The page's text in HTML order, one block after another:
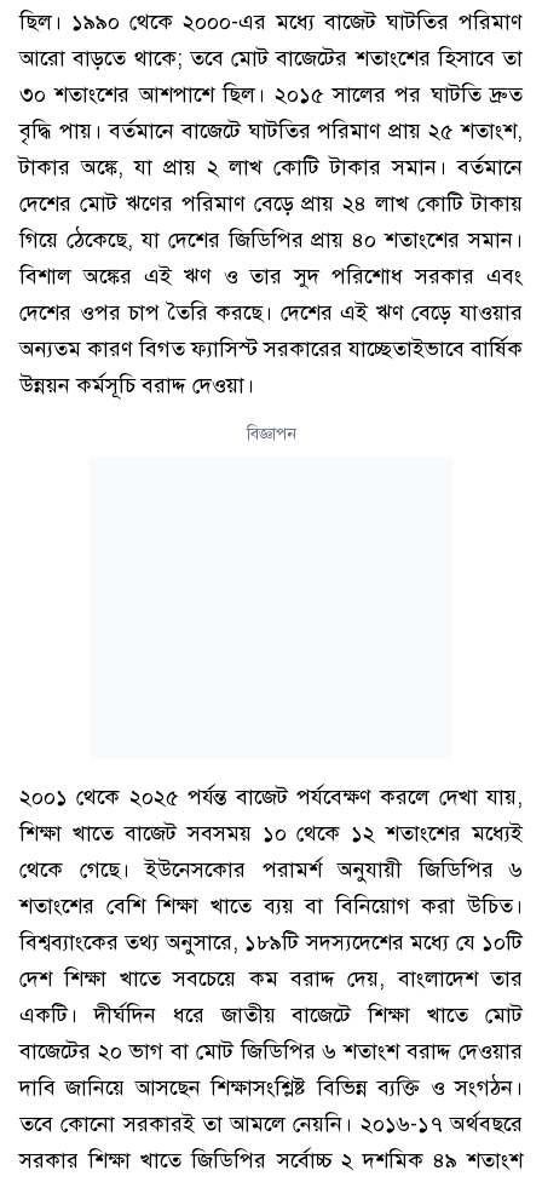
ছিল। ১৯৯০ থেকে ২০০০-এর মধ্যে বাজেট ঘাটতির পরিমাণ
আরো বাড়তে থাকে; তবে মোট বাজেটের শতাংশের হিসাবে তা
৩০ শতাংশের আশপাশে ছিল। ২০১৫ সালের পর ঘাটতি দ্রুত
বৃদ্ধি পায়। বর্তমানে বাজেটে ঘাটতির পরিমাণ প্রায় ২৫ শতাংশ,
টাকার অঙ্কে, যা প্রায় ২ লাখ কোটি টাকার সমান। বর্তমানে
দেশের মোট ঋণের পরিমাণ বেড়ে প্রায় ২৪ লাখ কোটি টাকায়
গিয়ে ঠেকেছে, যা দেশের জিডিপির প্রায় ৪০ শতাংশের সমান।
বিশাল অঙ্কের এই ঋণ ও তার সুদ পরিশোধ সরকার এবং
দেশের ওপর চাপ তৈরি করছে। দেশের এই ঋণ বেড়ে যাওয়ার
অন্যতম কারণ বিগত ফ্যাসিস্ট সরকারের যাচ্ছেতাইভাবে বার্ষিক
উন্নয়ন কর্মসূচি বরাদ্দ দেওয়া।
বিজ্ঞাপন
২০০১ থেকে ২০২৫ পর্যন্ত বাজেট পর্যবেক্ষণ করলে দেখা যায়,
শিক্ষা খাতে বাজেট সবসময় ১০ থেকে ১২ শতাংশের মধ্যেই
থেকে গেছে। ইউনেসকোর পরামর্শ অনুযায়ী জিডিপির ৬
শতাংশের বেশি শিক্ষা খাতে ব্যয় বা বিনিয়োগ করা উচিত।
বিশ্বব্যাংকের তথ্য অনুসারে, ১৮৯টি সদস্যদেশের মধ্যে যে ১০টি
দেশ শিক্ষা খাতে সবচেয়ে কম বরাদ্দ দেয়, বাংলাদেশ তার
একটি। দীর্ঘদিন ধরে জাতীয় বাজেটে শিক্ষা খাতে মোট
বাজেটের ২০ ভাগ বা মোট জিডিপির ৬ শতাংশ বরাদ্দ দেওয়ার
দাবি জানিয়ে আসছেন শিক্ষাসংশ্লিষ্ট বিভিন্ন ব্যক্তি ও সংগঠন।
তবে কোনো সরকারই তা আমলে নেয়নি। ২০১৬-১৭ অর্থবছরে
সরকার শিক্ষা খাতে জিডিপির সর্বোচ্চ ২ দশমিক ৪৯ শতাংশ